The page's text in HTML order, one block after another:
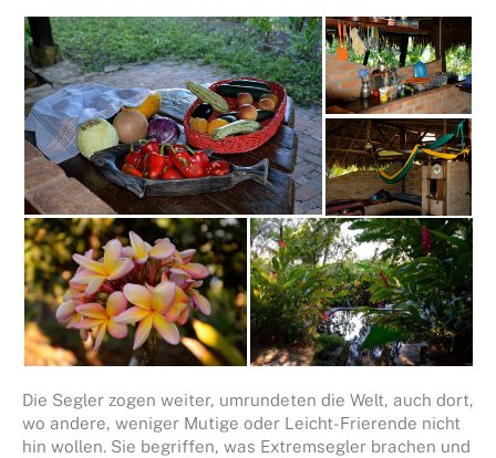
Die Segler zogen weiter, umrundeten die Welt, auch dort,
wo andere, weniger Mutige oder Leicht-Frierende nicht
hin wollen. Sie begriffen, was Extremsegler brachen und